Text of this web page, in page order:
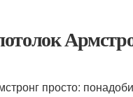
просто: